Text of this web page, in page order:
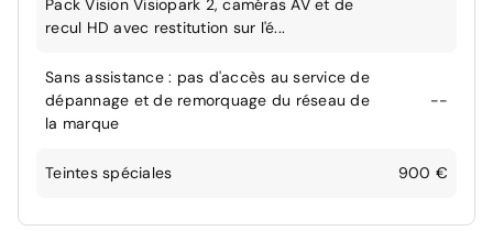
Pack Vision Visiopark 2, caméras AV et de
recul HD avec restitution sur l'é...
Sans assistance : pas d'accès au service de
dépannage et de remorquage du réseau de
la marque
--
Teintes spéciales 900 €